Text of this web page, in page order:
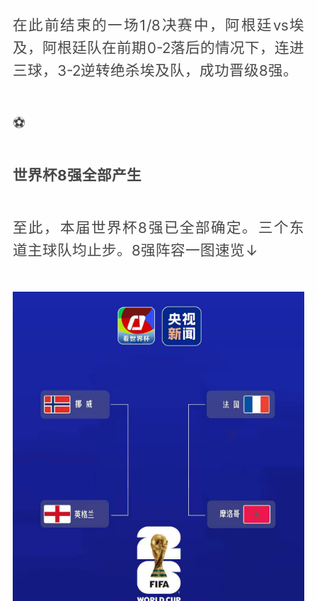
在此前结束的一场1/8决赛中，阿根廷vs埃
及，阿根廷队在前期0-2落后的情况下，连进
三球，3-2逆转绝杀埃及队，成功晋级8强。
⚽️
世界杯8强全部产生
至此，本届世界杯8强已全部确定。三个东
道主球队均止步。8强阵容一图速览↓